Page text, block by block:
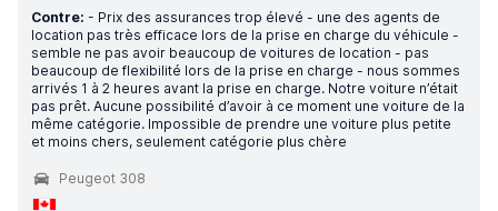
Contre: - Prix des assurances trop élevé - une des agents de
location pas très efficace lors de la prise en charge du véhicule -
semble ne pas avoir beaucoup de voitures de location - pas
beaucoup de flexibilité lors de la prise en charge - nous sommes
arrivés 1 à 2 heures avant la prise en charge. Notre voiture n’était
pas prêt. Aucune possibilité d’avoir à ce moment une voiture de la
même catégorie. Impossible de prendre une voiture plus petite
et moins chers, seulement catégorie plus chère
Peugeot 308